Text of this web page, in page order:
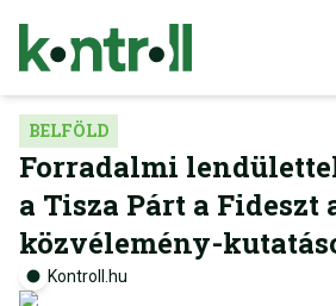
BELFÖLD
Forradalmi
a Tisza Párt a Fideszt
közvélemény-
Kontroll.hu